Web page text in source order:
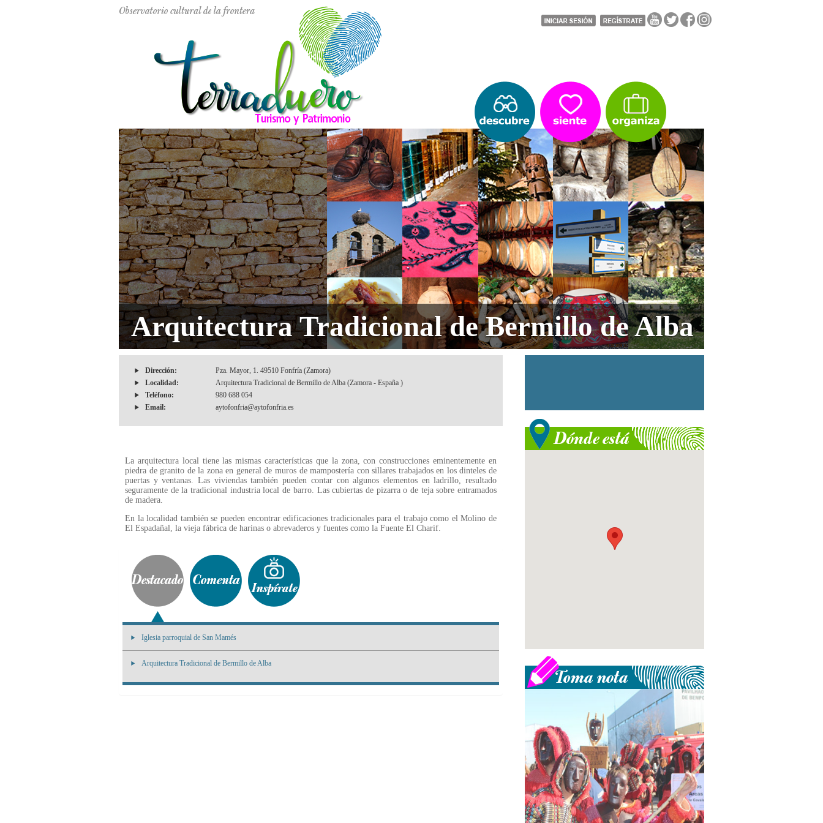
Arquitectura Tradicional de Bermillo de Alba
Dirección:
Pza. Mayor, 1. 49510 Fonfría (Zamora)
Localidad:
Arquitectura Tradicional de Bermillo de Alba (Zamora - España )
Teléfono:
980 688 054
Email:
aytofonfria@aytofonfria.es
La arquitectura local tiene las mismas características que la zona, con construcciones eminentemente en
piedra de granito de la zona en general de muros de mampostería con sillares trabajados en los dinteles de
puertas y ventanas. Las viviendas también pueden contar con algunos elementos en ladrillo, resultado
seguramente de la tradicional industria local de barro. Las cubiertas de pizarra o de teja sobre entramados
de madera.
En la localidad también se pueden encontrar edificaciones tradicionales para el trabajo como el Molino de
El Espadañal, la vieja fábrica de harinas o abrevaderos y fuentes como la Fuente El Charif.
Iglesia parroquial de San Mamés
Arquitectura Tradicional de Bermillo de Alba